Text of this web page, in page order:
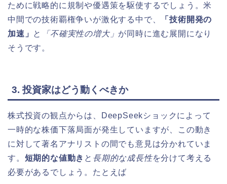
ために戦略的に規制や優遇策を駆使するでしょう。米
中間での技術覇権争いが激化する中で、
「技術開発の
加速」 と 「不確実性の増大」 が同時に進む展開になり
そうです。
3. 投資家はどう動くべきか
株式投資の観点からは、DeepSeekショックによって
一時的な株価下落局面が発生していますが、この動き
に対して著名アナリストの間でも意見は分かれていま
す。 短期的な値動き と 長期的な成長性を分けて考える
必要があるでしょう。たとえば